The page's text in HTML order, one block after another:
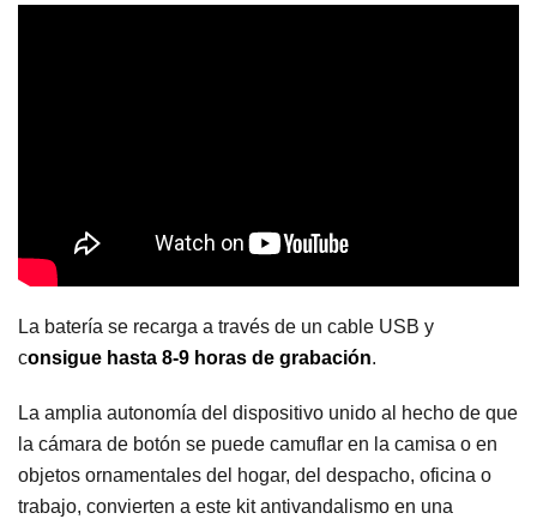
La batería se recarga a través de un cable USB y
consigue hasta 8-9 horas de grabación.
La amplia autonomía del dispositivo unido al hecho de que
la cámara de botón se puede camuflar en la camisa o en
objetos ornamentales del hogar, del despacho, oficina o
trabajo, convierten a este kit antivandalismo en una